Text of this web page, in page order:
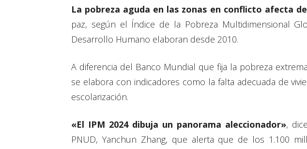
La pobreza aguda en las zonas en conflicto afecta
paz, según el Índice de la Pobreza Multidimensional
Desarrollo Humano elaboran desde 2010.
A diferencia del Banco Mundial que fija la pobreza
se elabora con indicadores como la falta adecuada de
escolarización.
«El IPM 2024 dibuja un panorama aleccionador»,
PNUD, Yanchun Zhang, que alerta que de los 1.100